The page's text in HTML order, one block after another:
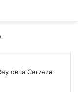
de la Cerveza